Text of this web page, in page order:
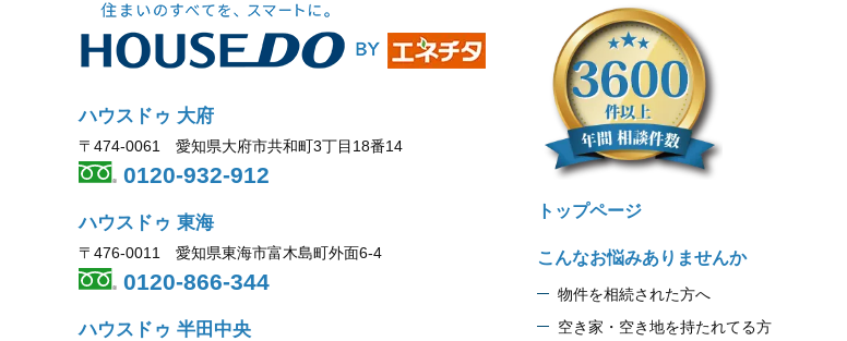
ハウスドゥ 大府
〒474-0061 愛知県大府市共和町3丁目18番14
0120-932-912
ハウスドゥ 東海
〒476-0011 愛知県東海市富木島町外面6-4
0120-866-344
ハウスドゥ 半田中央
トップページ
こんなお悩みありませんか
物件を相続された方へ
空き家・空き地を持たれてる方